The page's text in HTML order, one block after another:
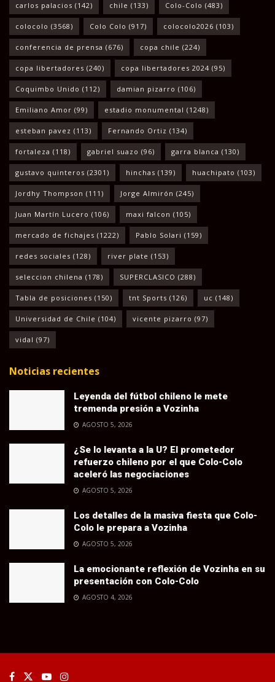
carlos palacios (142) chile (133) Colo-Colo (483)
colocolo (3568) Colo Colo (917) colocolo2026 (103)
conferencia de prensa (676) copa chile (224)
copa libertadores (240) copa libertadores 2024 (95)
Coquimbo Unido (112) damian pizarro (106)
Emiliano Amor (99) estadio monumental (1248)
esteban pavez (113) Fernando Ortiz (134)
fortaleza (118) gabriel suazo (96) garra blanca (130)
gustavo quinteros (2301) hinchas (139) huachipato (103)
Jordhy Thompson (111) Jorge Almirón (245)
Juan Martín Lucero (106) maxi falcon (105)
mercado de fichajes (1222) Pablo Solari (159)
redes sociales (128) river plate (153)
seleccion chilena (178) SUPERCLASICO (288)
Tabla de posiciones (150) tnt Sports (126) uc (148)
Universidad de Chile (104) vicente pizarro (97)
vidal (97)
Noticias recientes
Leyenda del fútbol chileno le mete
tremenda presión a Vozinha
AGOSTO 5, 2026
¿Se lo levanta a la U? El prometedor
refuerzo chileno por el que Colo-Colo
aceleró las negociaciones
AGOSTO 5, 2026
Los detalles de la masiva fiesta que Colo-
Colo le prepara a Vozinha
AGOSTO 5, 2026
La emocionante reflexión de Vozinha en su
presentación con Colo-Colo
AGOSTO 4, 2026